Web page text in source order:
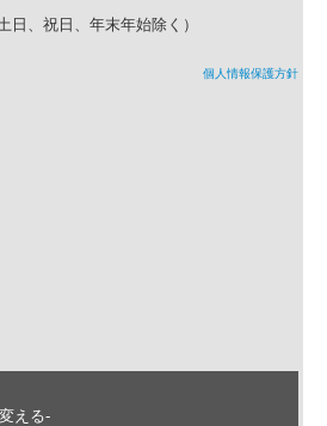
日、祝日、年末年始除く）
個人情報保護方針
える-